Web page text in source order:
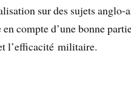
sur des sujets anglo-
compte d’une bonne
l’efficacité militaire.